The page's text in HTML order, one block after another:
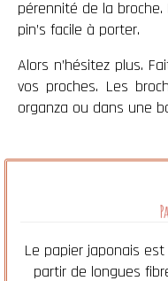
pérennité de la
pin’s facile à porter.
Alors n’hésitez plus.
vos proches. Les
organza ou dans une
Le papier japonais
partir de longues